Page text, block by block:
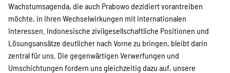
Wachstumsagenda, die auch Prabowo dezidiert vorantreiben
möchte, in ihren Wechselwirkungen mit internationalen
Interessen. Indonesische zivilgesellschaftliche Positionen und
Lösungsansätze deutlicher nach Vorne zu bringen, bleibt darin
zentral für uns. Die gegenwärtigen Verwerfungen und
Umschichtungen fordern uns gleichzeitig dazu auf, unsere